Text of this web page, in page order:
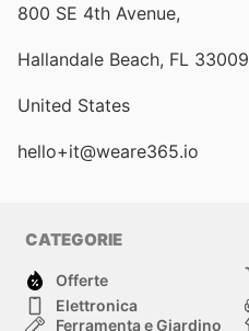
800 SE 4th Avenue,
Hallandale Beach, FL 33009
United States
hello+it@weare365.io
CATEGORIE
Offerte
Elettronica
Ferramenta e Giardino